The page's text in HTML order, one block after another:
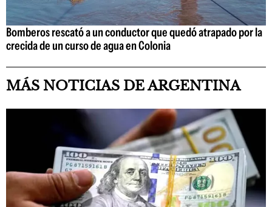
Bomberos rescató a un conductor que quedó atrapado por la
crecida de un curso de agua en Colonia
MÁS NOTICIAS DE ARGENTINA